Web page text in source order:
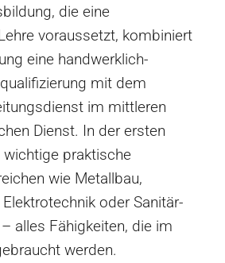
die eine
voraussetzt, kombiniert
eine handwerklich-
mit dem
im mittleren
Dienst. In der ersten
praktische
wie Metallbau,
oder Sanitär-
alles Fähigkeiten, die im
werden.